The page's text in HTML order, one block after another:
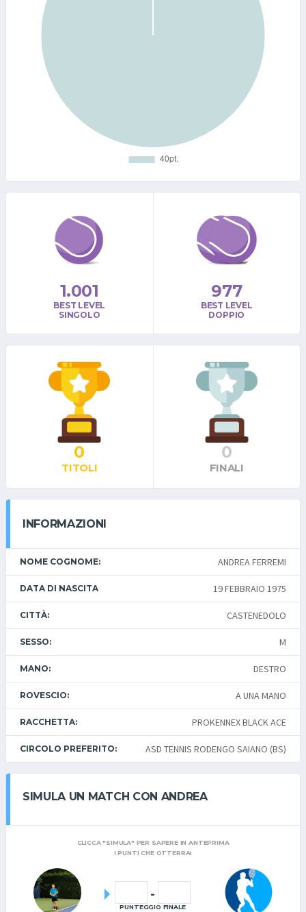
1.001
BEST LEVEL
SINGOLO
977
BEST LEVEL
DOPPIO
0
TITOLI
0
FINALI
INFORMAZIONI
NOME COGNOME: ANDREA FERREMI
DATA DI NASCITA 19 FEBBRAIO 1975
CITTÀ: CASTENEDOLO
SESSO: M
MANO: DESTRO
ROVESCIO: A UNA MANO
RACCHETTA: PROKENNEX BLACK ACE
CIRCOLO PREFERITO: ASD TENNIS RODENGO SAIANO (BS)
SIMULA UN MATCH CON ANDREA
CLICCA "SIMULA" PER SAPERE IN ANTEPRIMA
I PUNTI CHE OTTERRAI
-
PUNTEGGIO FINALE